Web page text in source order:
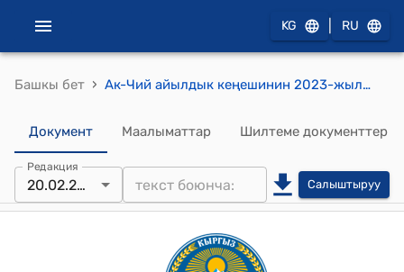
KG RU
Башкы бет › Ак-Чий айылдык кеңешинин 2023-жылдын 20-февралындагы № 6 "Электр чордонун орнотуу жөнүндө" токтому
Документ Маалыматтар Шилтеме документтер
Редакция
20.02.2023 Салыштыруу